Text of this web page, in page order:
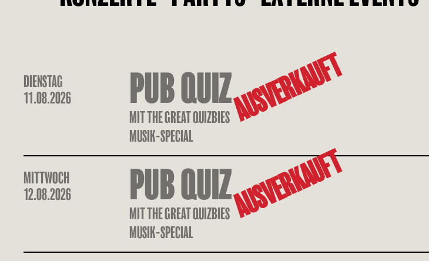
DIENSTAG
11.08.2026
PUB QUIZ
MIT THE GREAT QUIZBIES
MUSIK-SPECIAL
AUSVERKAUFT
MITTWOCH
12.08.2026
PUB QUIZ
MIT THE GREAT QUIZBIES
MUSIK-SPECIAL
AUSVERKAUFT